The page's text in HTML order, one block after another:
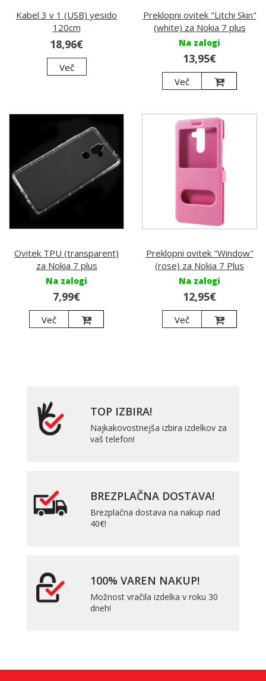
Kabel 3 v 1 (USB) yesido
120cm
18,96€
Več
Preklopni ovitek "Litchi Skin"
(white) za Nokia 7 plus
Na zalogi
13,95€
Več
Ovitek TPU (transparent)
za Nokia 7 plus
Na zalogi
7,99€
Več
Preklopni ovitek "Window"
(rose) za Nokia 7 Plus
Na zalogi
12,95€
Več
TOP IZBIRA!
Najkakovostnejša izbira izdelkov za
vaš telefon!
BREZPLAČNA DOSTAVA!
Brezplačna dostava na nakup nad
40€!
100% VAREN NAKUP!
Možnost vračila izdelka v roku 30
dneh!